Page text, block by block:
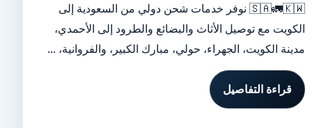
🇸🇦🚛🇰🇼 نوفر خدمات شحن دولي من السعودية إلى
الكويت مع توصيل الأثاث والبضائع والطرود إلى الأحمدي،
مدينة الكويت، الجهراء، حولي، مبارك الكبير، والفروانية، ...
قراءة التفاصيل